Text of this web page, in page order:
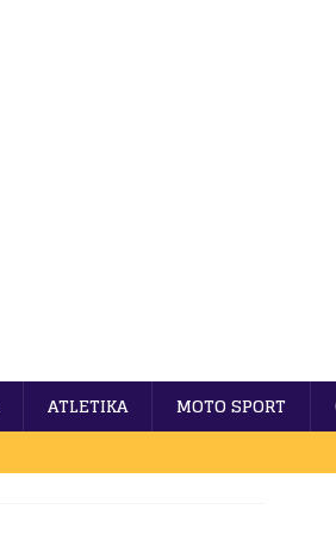
ATLETIKA MOTO SPORT